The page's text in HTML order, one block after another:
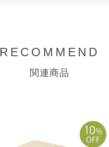
RECOMMEND
関連商品